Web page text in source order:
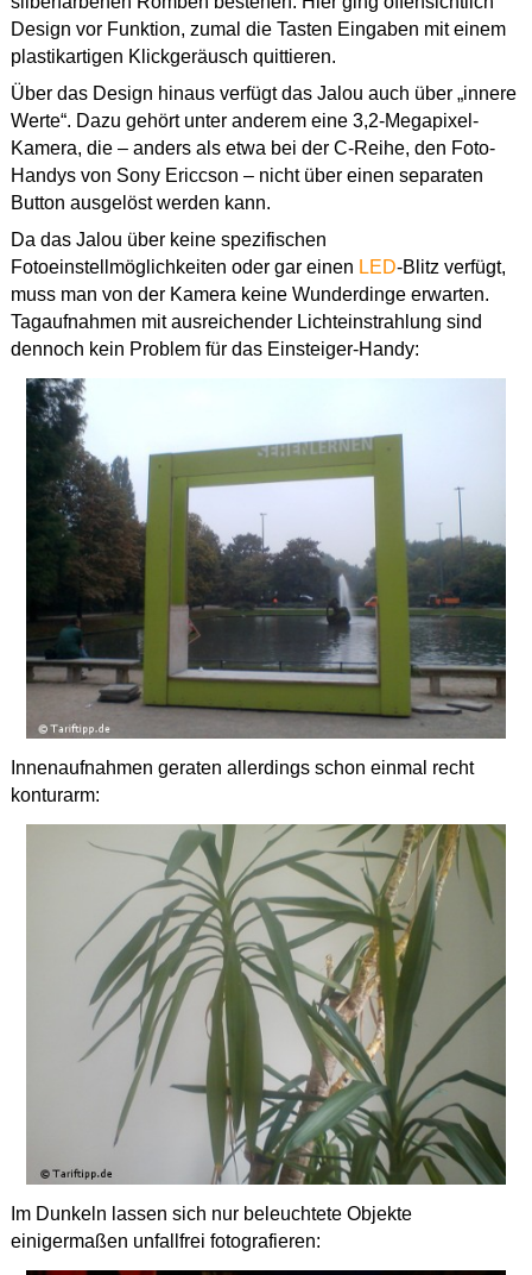
Design vor Funktion, zumal die Tasten Eingaben mit einem
plastikartigen Klickgeräusch quittieren.
Über das Design hinaus verfügt das Jalou auch über „innere
Werte“. Dazu gehört unter anderem eine 3,2-Megapixel-
Kamera, die – anders als etwa bei der C-Reihe, den Foto-
Handys von Sony Ericcson – nicht über einen separaten
Button ausgelöst werden kann.
Da das Jalou über keine spezifischen
Fotoeinstellmöglichkeiten oder gar einen LED-Blitz verfügt,
muss man von der Kamera keine Wunderdinge erwarten.
Tagaufnahmen mit ausreichender Lichteinstrahlung sind
dennoch kein Problem für das Einsteiger-Handy:
Innenaufnahmen geraten allerdings schon einmal recht
konturarm:
Im Dunkeln lassen sich nur beleuchtete Objekte
einigermaßen unfallfrei fotografieren: